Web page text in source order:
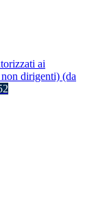
ai
dirigenti) (da